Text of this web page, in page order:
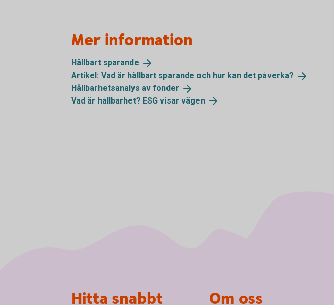
Mer information
Hållbart sparande
Artikel: Vad är hållbart sparande och hur kan det påverka?
Hållbarhetsanalys av fonder
Vad är hållbarhet? ESG visar vägen
Hitta snabbt Om oss